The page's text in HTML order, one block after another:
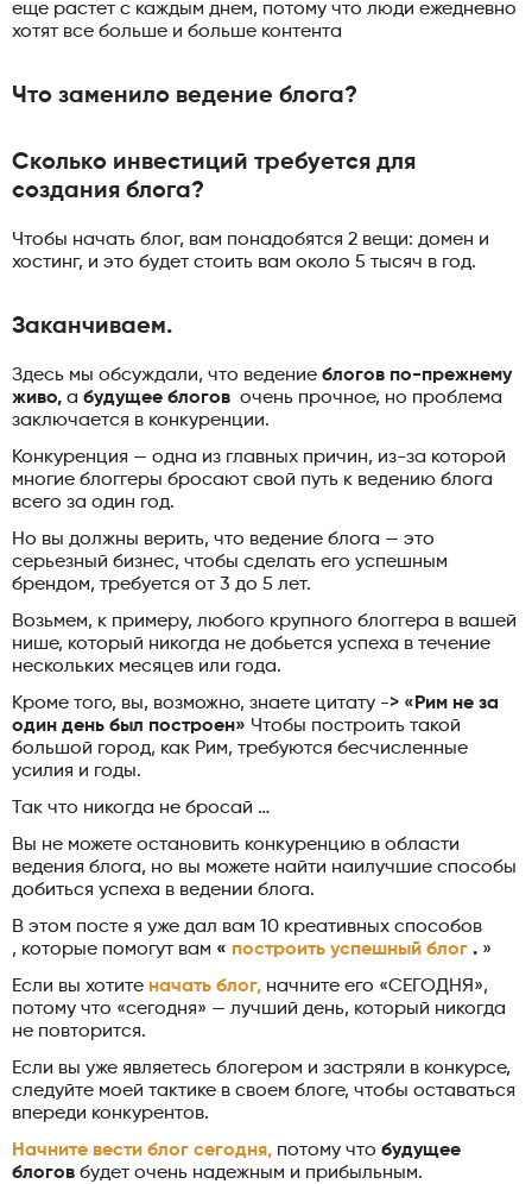
еще растет с каждым днем, потому что люди ежедневно
хотят все больше и больше контента
Что заменило ведение блога?
Сколько инвестиций требуется для
создания блога?
Чтобы начать блог, вам понадобятся 2 вещи: домен и
хостинг, и это будет стоить вам около 5 тысяч в год.
Заканчиваем.
Здесь мы обсуждали, что ведение блогов по-прежнему
живо, а будущее блогов очень прочное, но проблема
заключается в конкуренции.
Конкуренция — одна из главных причин, из-за которой
многие блоггеры бросают свой путь к ведению блога
всего за один год.
Но вы должны верить, что ведение блога — это
серьезный бизнес, чтобы сделать его успешным
брендом, требуется от 3 до 5 лет.
Возьмем, к примеру, любого крупного блоггера в вашей
нише, который никогда не добьется успеха в течение
нескольких месяцев или года.
Кроме того, вы, возможно, знаете цитату -> «Рим не за
один день был построен» Чтобы построить такой
большой город, как Рим, требуются бесчисленные
усилия и годы.
Так что никогда не бросай …
Вы не можете остановить конкуренцию в области
ведения блога, но вы можете найти наилучшие способы
добиться успеха в ведении блога.
В этом посте я уже дал вам 10 креативных способов
, которые помогут вам « построить успешный блог . »
Если вы хотите начать блог, начните его «СЕГОДНЯ»,
потому что «сегодня» — лучший день, который никогда
не повторится.
Если вы уже являетесь блогером и застряли в конкурсе,
следуйте моей тактике в своем блоге, чтобы оставаться
впереди конкурентов.
Начните вести блог сегодня, потому что будущее
блогов будет очень надежным и прибыльным.